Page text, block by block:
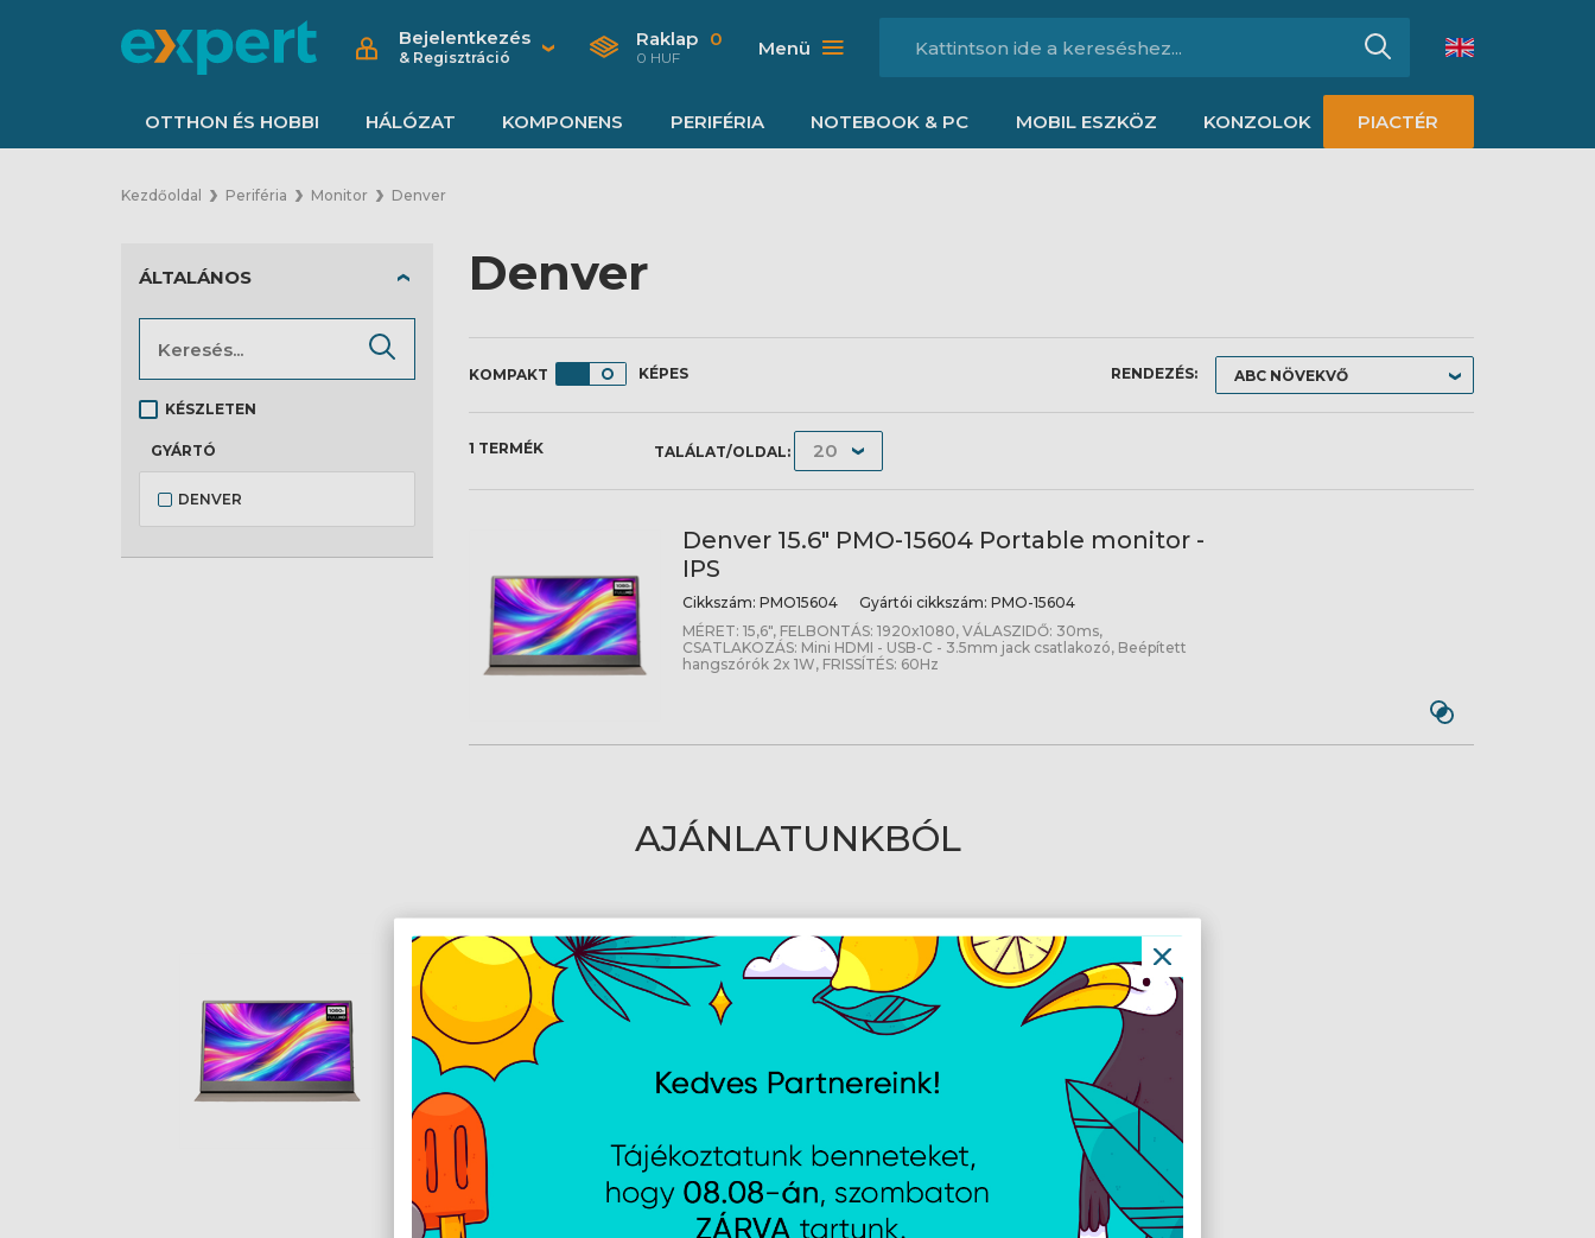
Bejelentkezés
& Regisztráció
Raklap 0
0 HUF Menü
OTTHON ÉS HOBBI HÁLÓZAT KOMPONENS PERIFÉRIA NOTEBOOK & PC MOBIL ESZKÖZ KONZOLOK PIACTÉR
Kezdőoldal Periféria Monitor Denver
Denver
KÉPES RENDEZÉS:
1 TERMÉK TALÁLAT/OLDAL:
Denver 15.6" PMO-15604 Portable monitor -
IPS
Cikkszám: PMO15604 Gyártói cikkszám: PMO-15604
MÉRET: 15,6", FELBONTÁS: 1920x1080, VÁLASZIDŐ: 30ms,
CSATLAKOZÁS: Mini HDMI - USB-C - 3.5mm jack csatlakozó, Beépített
hangszórók 2x 1W, FRISSÍTÉS: 60Hz
ÁLTALÁNOS
KÉSZLETEN
GYÁRTÓ
DENVER
AJÁNLATUNKBÓL